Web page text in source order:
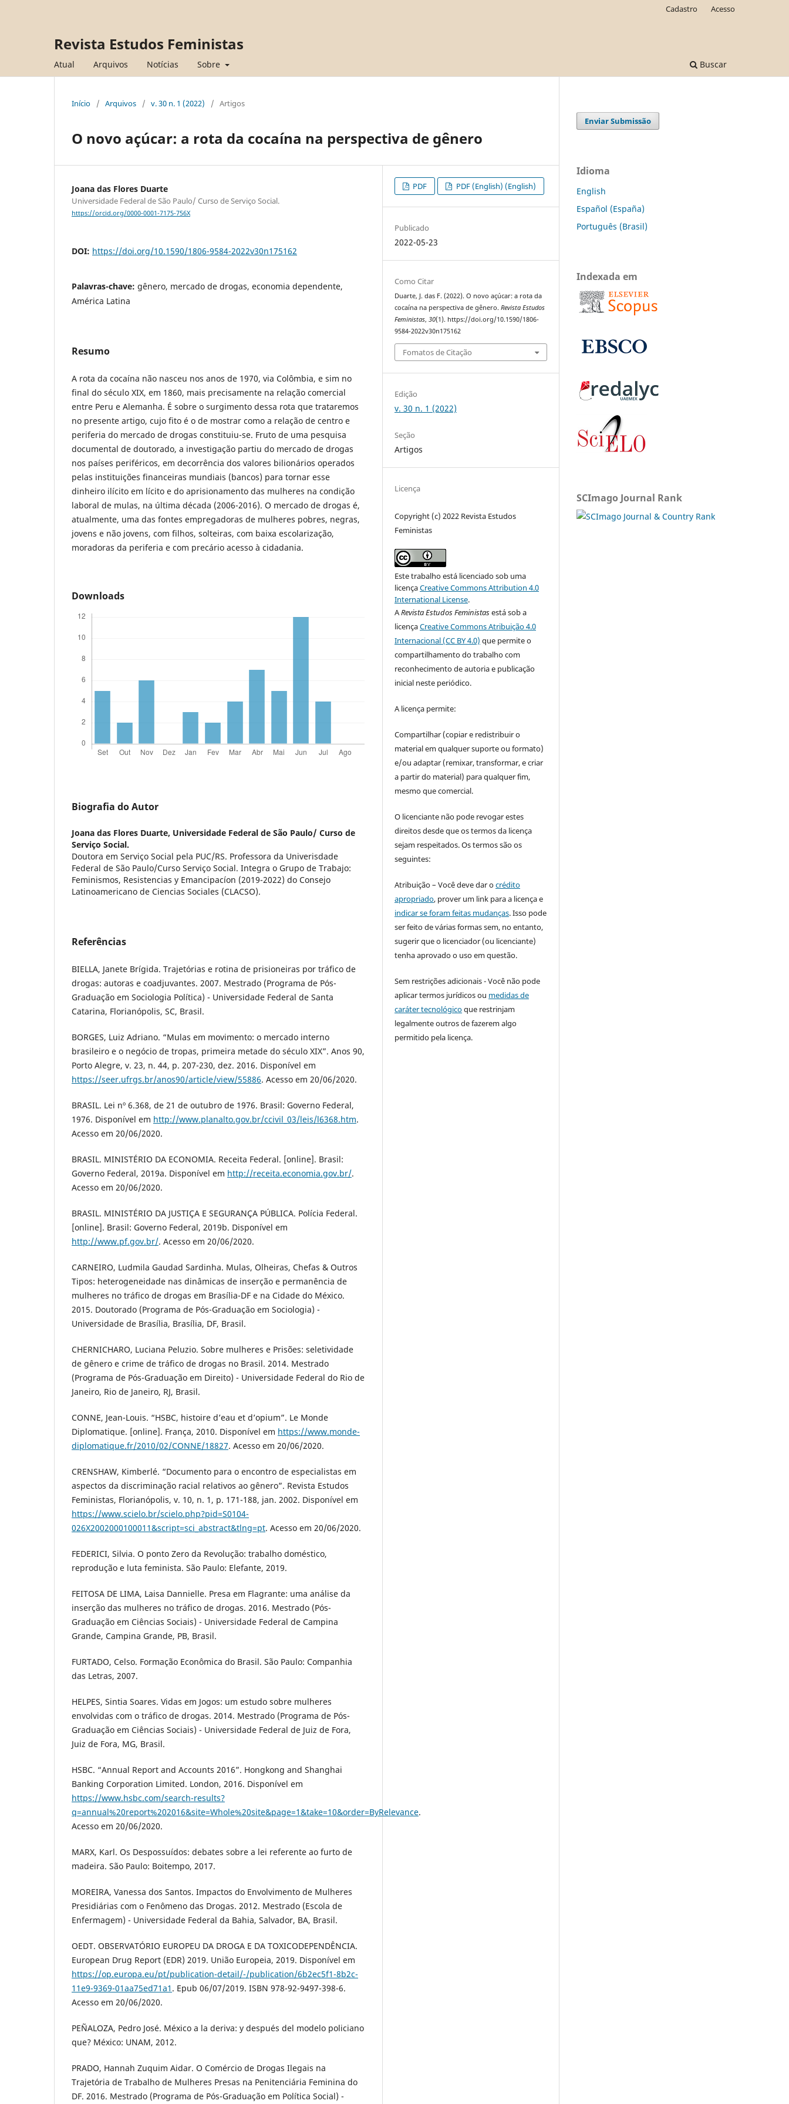
Revista Estudos Feministas
Atual Arquivos Notícias Sobre Buscar
Cadastro Acesso
Início / Arquivos / v. 30 n. 1 (2022) / Artigos
O novo açúcar: a rota da cocaína na perspectiva de gênero
Joana das Flores Duarte
Universidade Federal de São Paulo/ Curso de Serviço Social.
https://orcid.org/0000-0001-7175-756X
DOI: https://doi.org/10.1590/1806-9584-2022v30n175162
Palavras-chave: gênero, mercado de drogas, economia dependente,
América Latina
Resumo
A rota da cocaína não nasceu nos anos de 1970, via Colômbia, e sim no
final do século XIX, em 1860, mais precisamente na relação comercial
entre Peru e Alemanha. É sobre o surgimento dessa rota que trataremos
no presente artigo, cujo fito é o de mostrar como a relação de centro e
periferia do mercado de drogas constituiu-se. Fruto de uma pesquisa
documental de doutorado, a investigação partiu do mercado de drogas
nos países periféricos, em decorrência dos valores bilionários operados
pelas instituições financeiras mundiais (bancos) para tornar esse
dinheiro ilícito em lícito e do aprisionamento das mulheres na condição
laboral de mulas, na última década (2006-2016). O mercado de drogas é,
atualmente, uma das fontes empregadoras de mulheres pobres, negras,
jovens e não jovens, com filhos, solteiras, com baixa escolarização,
moradoras da periferia e com precário acesso à cidadania.
Downloads
Biografia do Autor
Joana das Flores Duarte, Universidade Federal de São Paulo/ Curso de
Serviço Social.
Doutora em Serviço Social pela PUC/RS. Professora da Univerisdade
Federal de São Paulo/Curso Serviço Social. Integra o Grupo de Trabajo:
Feminismos, Resistencias y Emancipacíon (2019-2022) do Consejo
Latinoamericano de Ciencias Sociales (CLACSO).
Referências
BIELLA, Janete Brígida. Trajetórias e rotina de prisioneiras por tráfico de
drogas: autoras e coadjuvantes. 2007. Mestrado (Programa de Pós-
Graduação em Sociologia Política) - Universidade Federal de Santa
Catarina, Florianópolis, SC, Brasil.
BORGES, Luiz Adriano. “Mulas em movimento: o mercado interno
brasileiro e o negócio de tropas, primeira metade do século XIX”. Anos 90,
Porto Alegre, v. 23, n. 44, p. 207-230, dez. 2016. Disponível em
https://seer.ufrgs.br/anos90/article/view/55886. Acesso em 20/06/2020.
BRASIL. Lei nº 6.368, de 21 de outubro de 1976. Brasil: Governo Federal,
1976. Disponível em http://www.planalto.gov.br/ccivil_03/leis/l6368.htm.
Acesso em 20/06/2020.
BRASIL. MINISTÉRIO DA ECONOMIA. Receita Federal. [online]. Brasil:
Governo Federal, 2019a. Disponível em http://receita.economia.gov.br/.
Acesso em 20/06/2020.
BRASIL. MINISTÉRIO DA JUSTIÇA E SEGURANÇA PÚBLICA. Polícia Federal.
[online]. Brasil: Governo Federal, 2019b. Disponível em
http://www.pf.gov.br/. Acesso em 20/06/2020.
CARNEIRO, Ludmila Gaudad Sardinha. Mulas, Olheiras, Chefas & Outros
Tipos: heterogeneidade nas dinâmicas de inserção e permanência de
mulheres no tráfico de drogas em Brasília-DF e na Cidade do México.
2015. Doutorado (Programa de Pós-Graduação em Sociologia) -
Universidade de Brasília, Brasília, DF, Brasil.
CHERNICHARO, Luciana Peluzio. Sobre mulheres e Prisões: seletividade
de gênero e crime de tráfico de drogas no Brasil. 2014. Mestrado
(Programa de Pós-Graduação em Direito) - Universidade Federal do Rio de
Janeiro, Rio de Janeiro, RJ, Brasil.
CONNE, Jean-Louis. “HSBC, histoire d’eau et d’opium”. Le Monde
Diplomatique. [online]. França, 2010. Disponível em https://www.monde-
diplomatique.fr/2010/02/CONNE/18827. Acesso em 20/06/2020.
CRENSHAW, Kimberlé. “Documento para o encontro de especialistas em
aspectos da discriminação racial relativos ao gênero”. Revista Estudos
Feministas, Florianópolis, v. 10, n. 1, p. 171-188, jan. 2002. Disponível em
https://www.scielo.br/scielo.php?pid=S0104-
026X2002000100011&script=sci_abstract&tlng=pt. Acesso em 20/06/2020.
FEDERICI, Silvia. O ponto Zero da Revolução: trabalho doméstico,
reprodução e luta feminista. São Paulo: Elefante, 2019.
FEITOSA DE LIMA, Laisa Dannielle. Presa em Flagrante: uma análise da
inserção das mulheres no tráfico de drogas. 2016. Mestrado (Pós-
Graduação em Ciências Sociais) - Universidade Federal de Campina
Grande, Campina Grande, PB, Brasil.
FURTADO, Celso. Formação Econômica do Brasil. São Paulo: Companhia
das Letras, 2007.
HELPES, Sintia Soares. Vidas em Jogos: um estudo sobre mulheres
envolvidas com o tráfico de drogas. 2014. Mestrado (Programa de Pós-
Graduação em Ciências Sociais) - Universidade Federal de Juiz de Fora,
Juiz de Fora, MG, Brasil.
HSBC. “Annual Report and Accounts 2016”. Hongkong and Shanghai
Banking Corporation Limited. London, 2016. Disponível em
https://www.hsbc.com/search-results?
q=annual%20report%202016&site=Whole%20site&page=1&take=10&order=ByRelevance.
Acesso em 20/06/2020.
MARX, Karl. Os Despossuídos: debates sobre a lei referente ao furto de
madeira. São Paulo: Boitempo, 2017.
MOREIRA, Vanessa dos Santos. Impactos do Envolvimento de Mulheres
Presidiárias com o Fenômeno das Drogas. 2012. Mestrado (Escola de
Enfermagem) - Universidade Federal da Bahia, Salvador, BA, Brasil.
OEDT. OBSERVATÓRIO EUROPEU DA DROGA E DA TOXICODEPENDÊNCIA.
European Drug Report (EDR) 2019. União Europeia, 2019. Disponível em
https://op.europa.eu/pt/publication-detail/-/publication/6b2ec5f1-8b2c-
11e9-9369-01aa75ed71a1 . Epub 06/07/2019. ISBN 978-92-9497-398-6.
Acesso em 20/06/2020.
PEÑALOZA, Pedro José. México a la deriva: y después del modelo policiano
que? México: UNAM, 2012.
PRADO, Hannah Zuquim Aidar. O Comércio de Drogas Ilegais na
Trajetória de Trabalho de Mulheres Presas na Penitenciária Feminina do
DF. 2016. Mestrado (Programa de Pós-Graduação em Política Social) -
PDF PDF (English) (English)
Publicado
2022-05-23
Como Citar
Duarte, J. das F. (2022). O novo açúcar: a rota da
cocaína na perspectiva de gênero.Revista Estudos
Feministas,30(1). https://doi.org/10.1590/1806-
9584-2022v30n175162
Fomatos de Citação
Edição
v. 30 n. 1 (2022)
Seção
Artigos
Licença
Copyright (c) 2022 Revista Estudos
Feministas
Este trabalho está licenciado sob uma
licençaCreative Commons Attribution 4.0
International License.
ARevista Estudos Feministasestá sob a
licençaCreative Commons Atribuição 4.0
Internacional (CC BY 4.0) que permite o
compartilhamento do trabalho com
reconhecimento de autoria e publicação
inicial neste periódico.
A licença permite:
Compartilhar (copiar e redistribuir o
material em qualquer suporte ou formato)
e/ou adaptar (remixar, transformar, e criar
a partir do material) para qualquer fim,
mesmo que comercial.
O licenciante não pode revogar estes
direitos desde que os termos da licença
sejam respeitados. Os termos são os
seguintes:
Atribuição – Você deve dar ocrédito
apropriado, prover um link para a licença e
indicar se foram feitas mudanças. Isso pode
ser feito de várias formas sem, no entanto,
sugerir que o licenciador (ou licenciante)
tenha aprovado o uso em questão.
Sem restrições adicionais - Você não pode
aplicar termos jurídicos ou medidas de
caráter tecnológicoque restrinjam
legalmente outros de fazerem algo
permitido pela licença.
Enviar Submissão
Idioma
English
Español (España)
Português (Brasil)
Indexada em
SCImago Journal Rank